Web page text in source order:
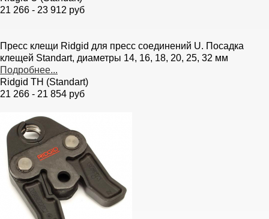
21 266 - 23 912 руб
Пресс клещи Ridgid для пресс соединений U. Посадка
клещей Standart, диаметры 14, 16, 18, 20, 25, 32 мм
Подробнее...
Ridgid TH (Standart)
21 266 - 21 854 руб